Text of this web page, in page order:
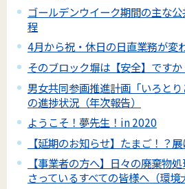
ゴールデンウイーク期間の主な
程
4月から祝・休日の日直業務が変
そのブロック塀は【安全】ですか
男女共同参画推進計画「いろとり
の進捗状況（年次報告）
ようこそ！夢先生！in 2020
【延期のお知らせ】たまご！？
【事業者の方へ】日々の廃棄物
さっているすべての皆様へ（環境